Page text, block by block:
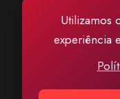
Utilizamos
experiência